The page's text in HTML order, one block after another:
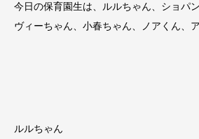
今日の保育園生は、ルルちゃん、ショパ
ヴィーちゃん、小春ちゃん、ノアくん、
ルルちゃん